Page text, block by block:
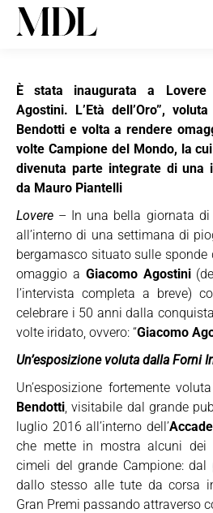
È stata inaugurata a Lovere
Agostini. L’Età dell’Oro”,
Bendotti e volta a rendere
volte Campione del Mondo, la
divenuta parte integrate di una
da Mauro Piantelli
Lovere – In una bella giornata
all’interno di una settimana di
bergamasco situato sulle sponde
omaggio a Giacomo Agostini
l’intervista completa a breve)
celebrare i 50 anni dalla
volte iridato, ovvero: “Giacomo
Un’esposizione voluta dalla Forni
Un’esposizione fortemente
Bendotti, visitabile dal grande
luglio 2016 all’interno dell’
che mette in mostra alcuni
cimeli del grande Campione:
dallo stesso alle tute da corsa
Gran Premi passando attraverso